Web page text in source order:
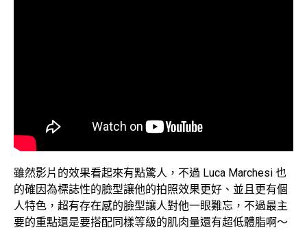
雖然影片的效果看起來有點驚人，不過 Luca Marchesi 也
的確因為標誌性的臉型讓他的拍照效果更好、並且更有個
人特色，超有存在感的臉型讓人對他一眼難忘，不過最主
要的重點還是要搭配同樣等級的肌肉量還有超低體脂啊～